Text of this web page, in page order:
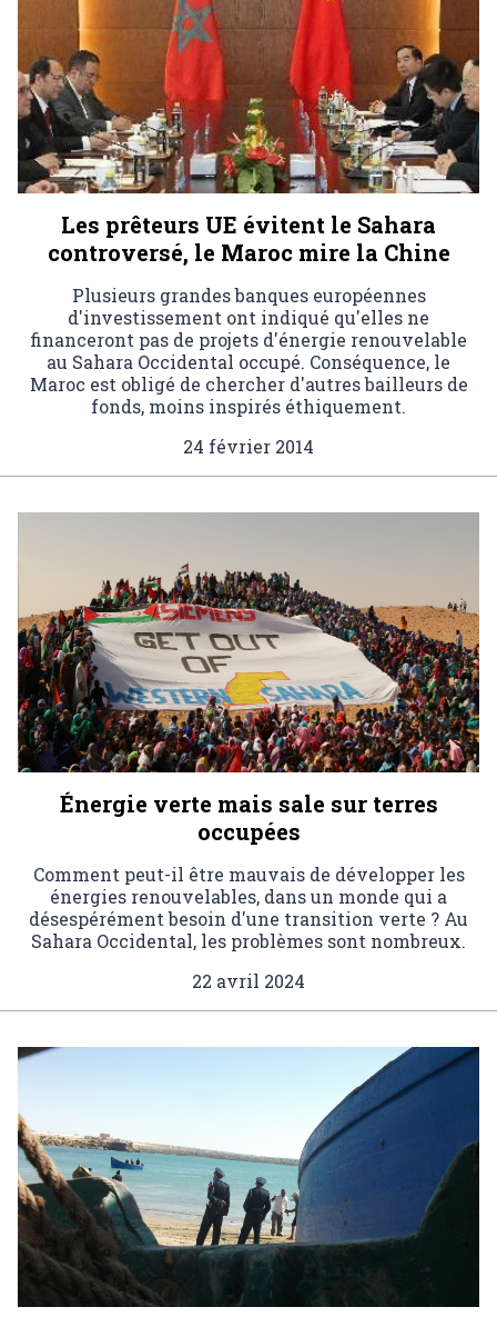
Les prêteurs UE évitent le Sahara
controversé, le Maroc mire la Chine
Plusieurs grandes banques européennes
d'investissement ont indiqué qu'elles ne
financeront pas de projets d'énergie renouvelable
au Sahara Occidental occupé. Conséquence, le
Maroc est obligé de chercher d'autres bailleurs de
fonds, moins inspirés éthiquement.
24 février 2014
Énergie verte mais sale sur terres
occupées
Comment peut-il être mauvais de développer les
énergies renouvelables, dans un monde qui a
désespérément besoin d'une transition verte ? Au
Sahara Occidental, les problèmes sont nombreux.
22 avril 2024